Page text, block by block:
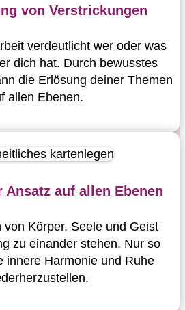
von Verstrickungen
verdeutlicht wer oder was
dich hat. Durch bewusstes
die Erlösung deiner Themen
allen Ebenen.
Ansatz auf allen Ebenen
von Körper, Seele und Geist
zu einander stehen. Nur so
innere Harmonie und Ruhe